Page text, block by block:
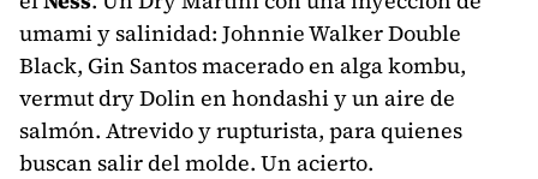
umami y salinidad: Johnnie Walker Double
Black, Gin Santos macerado en alga kombu,
vermut dry Dolin en hondashi y un aire de
salmón. Atrevido y rupturista, para quienes
buscan salir del molde. Un acierto.